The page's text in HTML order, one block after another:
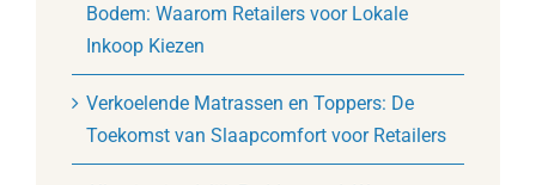
Bodem: Waarom Retailers voor Lokale
Inkoop Kiezen
Verkoelende Matrassen en Toppers: De
Toekomst van Slaapcomfort voor Retailers